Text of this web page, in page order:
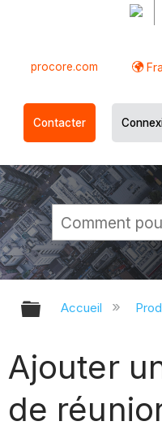
procore.com
Contacter
Accueil
Ajouter
de